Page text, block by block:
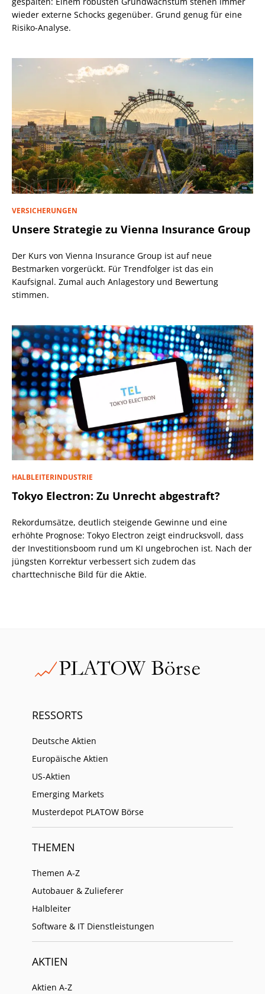
wieder externe Schocks gegenüber. Grund genug für eine
Risiko-Analyse.
VERSICHERUNGEN
Unsere Strategie zu Vienna Insurance Group
Der Kurs von Vienna Insurance Group ist auf neue
Bestmarken vorgerückt. Für Trendfolger ist das ein
Kaufsignal. Zumal auch Anlagestory und Bewertung
stimmen.
HALBLEITERINDUSTRIE
Tokyo Electron: Zu Unrecht abgestraft?
Rekordumsätze, deutlich steigende Gewinne und eine
erhöhte Prognose: Tokyo Electron zeigt eindrucksvoll, dass
der Investitionsboom rund um KI ungebrochen ist. Nach der
jüngsten Korrektur verbessert sich zudem das
charttechnische Bild für die Aktie.
RESSORTS
Deutsche Aktien
Europäische Aktien
US-Aktien
Emerging Markets
Musterdepot PLATOW Börse
THEMEN
Themen A-Z
Autobauer & Zulieferer
Halbleiter
Software & IT Dienstleistungen
AKTIEN
Aktien A-Z